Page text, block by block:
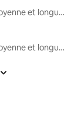
Locations moyenne et longue durée
Locations moyenne et longue durée